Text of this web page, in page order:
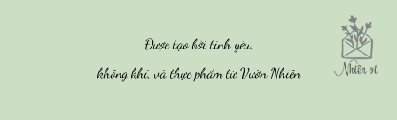
Được tạo bởi tình yêu,
không khí, và thực phẩm từ Vườn Nhiên